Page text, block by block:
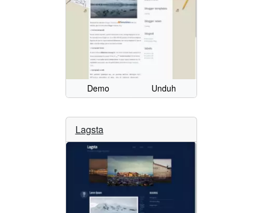
Demo Unduh
Lagsta